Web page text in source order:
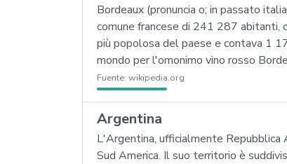
Bordeaux (pronuncia o; in passato
comune francese di 241 287
più popolosa del paese e contava 1
mondo per l'omonimo vino rosso
Fuente: wikipedia.org
Argentina
L'Argentina, ufficialmente Repubblica
Sud America. Il suo territorio è